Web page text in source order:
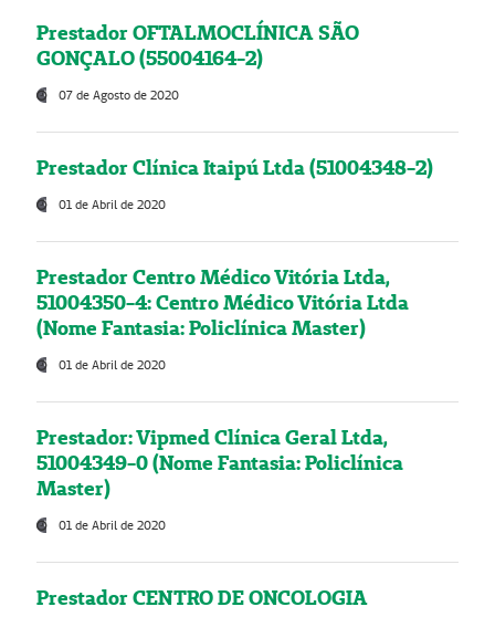
Prestador OFTALMOCLÍNICA SÃO
GONÇALO (55004164-2)
07 de Agosto de 2020
Prestador Clínica Itaipú Ltda (51004348-2)
01 de Abril de 2020
Prestador Centro Médico Vitória Ltda,
51004350-4: Centro Médico Vitória Ltda
(Nome Fantasia: Policlínica Master)
01 de Abril de 2020
Prestador: Vipmed Clínica Geral Ltda,
51004349-0 (Nome Fantasia: Policlínica
Master)
01 de Abril de 2020
Prestador CENTRO DE ONCOLOGIA